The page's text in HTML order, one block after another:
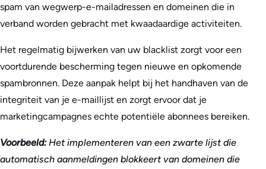
spam van wegwerp-e-mailadressen en domeinen die in
verband worden gebracht met kwaadaardige activiteiten.
Het regelmatig bijwerken van uw blacklist zorgt voor een
voortdurende bescherming tegen nieuwe en opkomende
spambronnen. Deze aanpak helpt bij het handhaven van de
integriteit van je e-maillijst en zorgt ervoor dat je
marketingcampagnes echte potentiële abonnees bereiken.
Voorbeeld: Het implementeren van een zwarte lijst die
automatisch aanmeldingen blokkeert van domeinen die